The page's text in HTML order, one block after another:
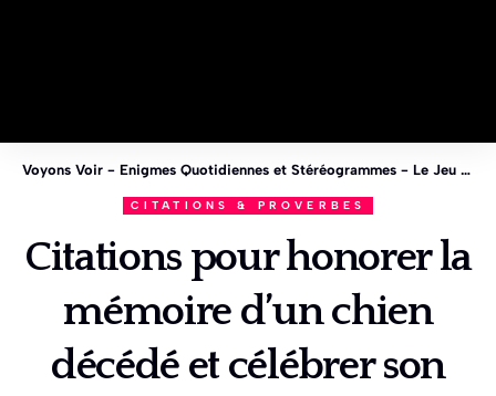
Voyons Voir - Enigmes Quotidiennes et Stéréogrammes - Le Jeu des 1%
CITATIONS & PROVERBES
Citations pour honorer la
mémoire d’un chien
décédé et célébrer son